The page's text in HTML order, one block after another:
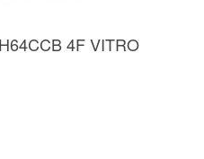
4F VITRO